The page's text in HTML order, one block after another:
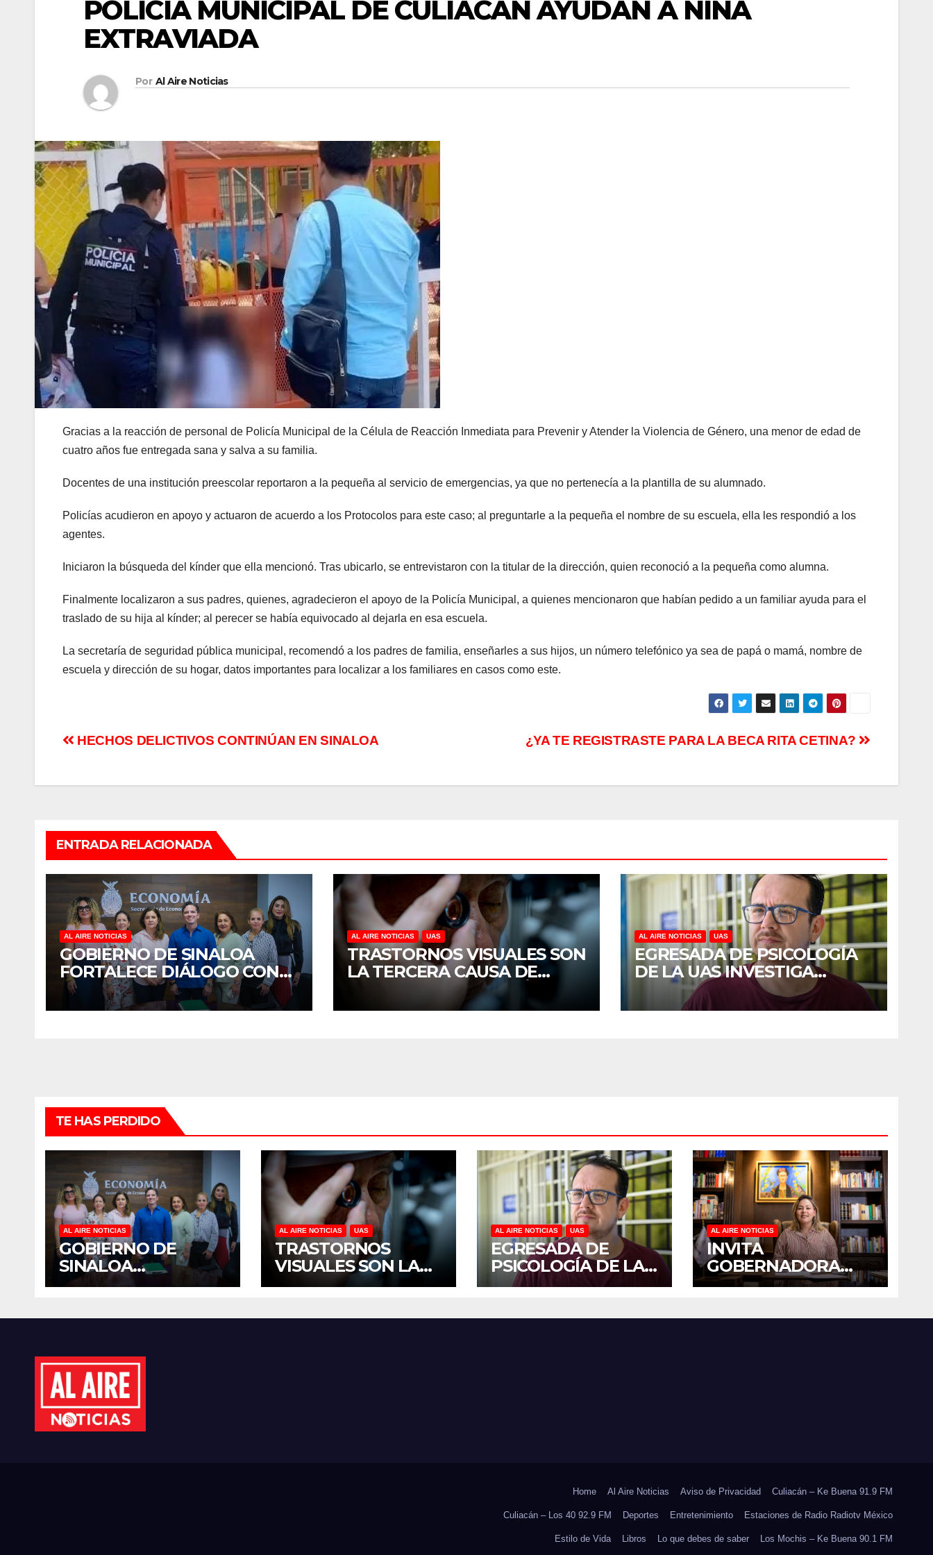
POLICÍA MUNICIPAL DE CULIACÁN AYUDAN A NIÑA
EXTRAVIADA
Por Al Aire Noticias
Gracias a la reacción de personal de Policía Municipal de la Célula de Reacción Inmediata para Prevenir y Atender la Violencia de Género, una menor de edad de
cuatro años fue entregada sana y salva a su familia.
Docentes de una institución preescolar reportaron a la pequeña al servicio de emergencias, ya que no pertenecía a la plantilla de su alumnado.
Policías acudieron en apoyo y actuaron de acuerdo a los Protocolos para este caso; al preguntarle a la pequeña el nombre de su escuela, ella les respondió a los
agentes.
Iniciaron la búsqueda del kínder que ella mencionó. Tras ubicarlo, se entrevistaron con la titular de la dirección, quien reconoció a la pequeña como alumna.
Finalmente localizaron a sus padres, quienes, agradecieron el apoyo de la Policía Municipal, a quienes mencionaron que habían pedido a un familiar ayuda para el
traslado de su hija al kínder; al perecer se había equivocado al dejarla en esa escuela.
La secretaría de seguridad pública municipal, recomendó a los padres de familia, enseñarles a sus hijos, un número telefónico ya sea de papá o mamá, nombre de
escuela y dirección de su hogar, datos importantes para localizar a los familiares en casos como este.
Navegación
¿YA TE REGISTRASTE PARA LA BECA RITA CETINA?
HECHOS DELICTIVOS CONTINÚAN EN SINALOA
ENTRADA RELACIONADA
AL AIRE NOTICIAS
GOBIERNO DE SINALOA
FORTALECE DIÁLOGO CON
MUJERES EMPRESARIAS DE
CULIACÁN
AL AIRE NOTICIAS UAS
TRASTORNOS VISUALES SON
LA TERCERA CAUSA DE
DISCAPACIDAD EN MÉXICO,
REVELA ESTUDIO DEL
AL AIRE NOTICIAS UAS
EGRESADA DE PSICOLOGÍA
DE LA UAS INVESTIGA
DUELO ANTICIPADO Y
SOBRECARGA EN
TE HAS PERDIDO
AL AIRE NOTICIAS
GOBIERNO DE
SINALOA
FORTALECE
MUJERES
CULIACÁN
AL AIRE NOTICIAS UAS
TRASTORNOS
VISUALES SON LA
TERCERA CAUSA DE
MÉXICO, REVELA
AL AIRE NOTICIAS UAS
EGRESADA DE
PSICOLOGÍA DE LA
UAS INVESTIGA
Y SOBRECARGA EN
AL AIRE NOTICIAS
INVITA
GOBERNADORA
YERALDINE A
JORNADA
Home Al Aire Noticias Aviso de Privacidad Culiacán – Ke Buena 91.9 FM
Culiacán – Los 40 92.9 FM Deportes Entretenimiento Estaciones de Radio Radiotv México
Estilo de Vida Libros Lo que debes de saber Los Mochis – Ke Buena 90.1 FM